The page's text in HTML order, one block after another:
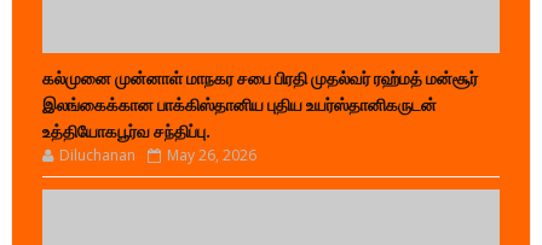
கல்முனை முன்னாள் மாநகர சபை பிரதி முதல்வர் ரஹ்மத் மன்சூர்
இலங்கைக்கான பாக்கிஸ்தானிய புதிய உயர்ஸ்தானிகருடன்
உத்தியோகபூர்வ சந்திப்பு.
Diluchanan May 26, 2026